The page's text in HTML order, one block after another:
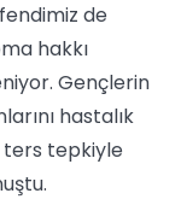
de
hakkı
Gençlerin
hastalık
ters tepkiyle